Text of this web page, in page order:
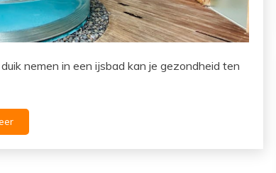
nemen in een ijsbad kan je gezondheid ten